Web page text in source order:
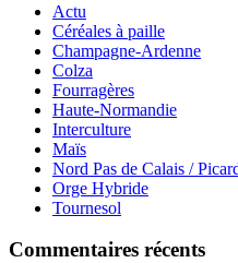
Actu
Céréales à paille
Champagne-Ardenne
Colza
Fourragères
Haute-Normandie
Interculture
Maïs
Nord Pas de Calais /
Orge Hybride
Tournesol
Commentaires récents